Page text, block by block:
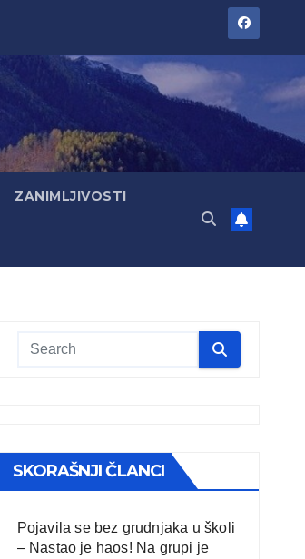
ZANIMLJIVOSTI
SKORAŠNJI ČLANCI
Pojavila se bez grudnjaka u školi
– Nastao je haos! Na grupi je